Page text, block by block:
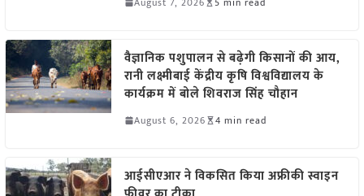
वैज्ञानिक पशुपालन से बढ़ेगी किसानों की आय,
रानी लक्ष्मीबाई केंद्रीय कृषि विश्वविद्यालय के
कार्यक्रम में बोले शिवराज सिंह चौहान
August 6, 2026 4 min read
आईसीएआर ने विकसित किया अफ्रीकी स्वाइन